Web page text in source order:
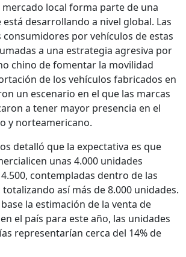
mercado local forma parte de una
desarrollando a nivel global. Las
consumidores por vehículos de estas
a una estrategia agresiva por
chino de fomentar la movilidad
de los vehículos fabricados en
un escenario en el que las marcas
a tener mayor presencia en el
y norteamericano.
detalló que la expectativa es que
unas 4.000 unidades
contempladas dentro de las
así más de 8.000 unidades.
la estimación de la venta de
el país para este año, las unidades
representarían cerca del 14% de